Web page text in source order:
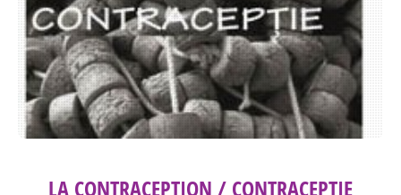
LA CONTRACEPTION / CONTRACEPTIE